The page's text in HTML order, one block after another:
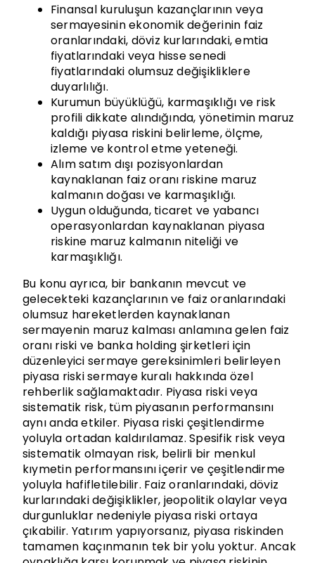
Finansal kuruluşun kazançlarının veya
sermayesinin ekonomik değerinin faiz
oranlarındaki, döviz kurlarındaki, emtia
fiyatlarındaki veya hisse senedi
fiyatlarındaki olumsuz değişikliklere
duyarlılığı.
Kurumun büyüklüğü, karmaşıklığı ve risk
profili dikkate alındığında, yönetimin maruz
kaldığı piyasa riskini belirleme, ölçme,
izleme ve kontrol etme yeteneği.
Alım satım dışı pozisyonlardan
kaynaklanan faiz oranı riskine maruz
kalmanın doğası ve karmaşıklığı.
Uygun olduğunda, ticaret ve yabancı
operasyonlardan kaynaklanan piyasa
riskine maruz kalmanın niteliği ve
karmaşıklığı.
Bu konu ayrıca, bir bankanın mevcut ve
gelecekteki kazançlarının ve faiz oranlarındaki
olumsuz hareketlerden kaynaklanan
sermayenin maruz kalması anlamına gelen faiz
oranı riski ve banka holding şirketleri için
düzenleyici sermaye gereksinimleri belirleyen
piyasa riski sermaye kuralı hakkında özel
rehberlik sağlamaktadır. Piyasa riski veya
sistematik risk, tüm piyasanın performansını
aynı anda etkiler. Piyasa riski çeşitlendirme
yoluyla ortadan kaldırılamaz. Spesifik risk veya
sistematik olmayan risk, belirli bir menkul
kıymetin performansını içerir ve çeşitlendirme
yoluyla hafifletilebilir. Faiz oranlarındaki, döviz
kurlarındaki değişiklikler, jeopolitik olaylar veya
durgunluklar nedeniyle piyasa riski ortaya
çıkabilir. Yatırım yapıyorsanız, piyasa riskinden
tamamen kaçınmanın tek bir yolu yoktur. Ancak